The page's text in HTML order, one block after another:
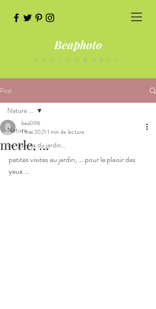
Beaphoto
PHOTOGRAPHY
Post
Nature ...
les oiseaux du jardin...
Nature ...
merle, ...
bea096
1 mai 2021 1 min de lecture
petites visites au jardin, … pour le plaisir des
yeux …